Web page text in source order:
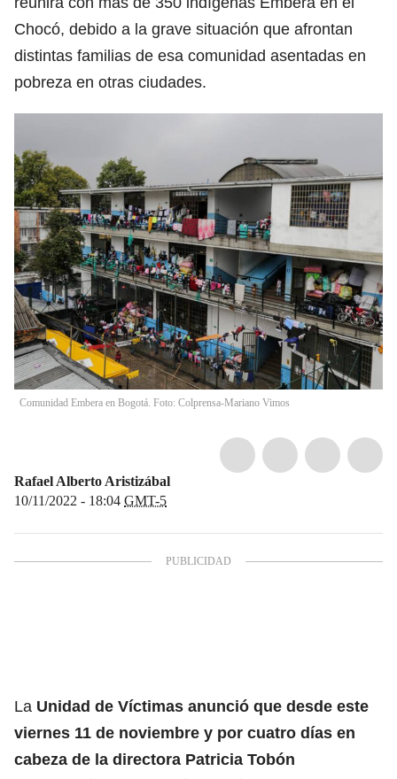
Chocó, debido a la grave situación que afrontan
distintas familias de esa comunidad asentadas en
pobreza en otras ciudades.
Comunidad Embera en Bogotá. Foto: Colprensa-Mariano Vimos
Rafael Alberto Aristizábal
10/11/2022 - 18:04 GMT-5
La Unidad de Víctimas anunció que desde este
viernes 11 de noviembre y por cuatro días en
cabeza de la directora Patricia Tobón